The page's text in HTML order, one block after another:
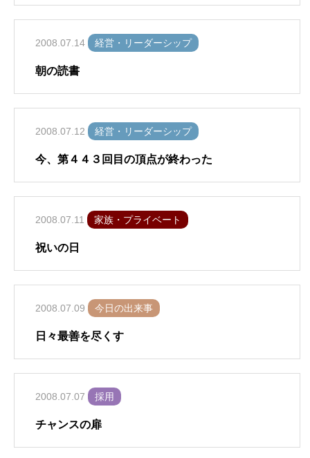
2008.07.14 経営・リーダーシップ
朝の読書
2008.07.12 経営・リーダーシップ
今、第４４３回目の頂点が終わった
2008.07.11 家族・プライベート
祝いの日
2008.07.09 今日の出来事
日々最善を尽くす
2008.07.07 採用
チャンスの扉